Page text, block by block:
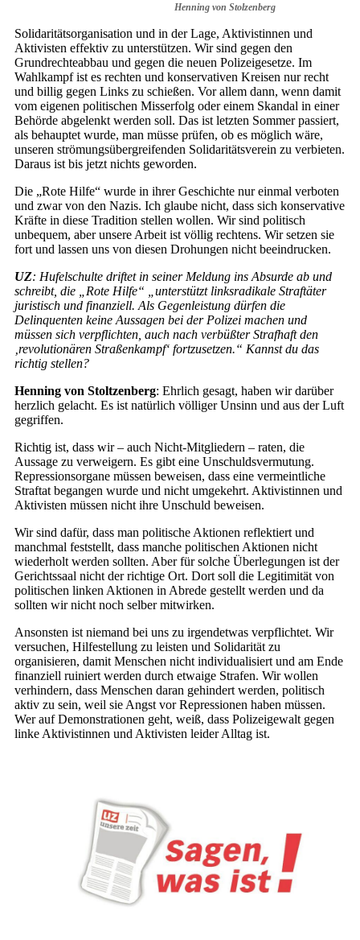
Henning von Stolzenberg
Solidaritätsorganisation und in der Lage, Aktivistinnen und
Aktivisten effektiv zu unterstützen. Wir sind gegen den
Grundrechteabbau und gegen die neuen Polizeigesetze. Im
Wahlkampf ist es rechten und konservativen Kreisen nur recht
und billig gegen Links zu schießen. Vor allem dann, wenn damit
vom eigenen politischen Misserfolg oder einem Skandal in einer
Behörde abgelenkt werden soll. Das ist letzten Sommer passiert,
als behauptet wurde, man müsse prüfen, ob es möglich wäre,
unseren strömungsübergreifenden Solidaritätsverein zu verbieten.
Daraus ist bis jetzt nichts geworden.
Die „Rote Hilfe“ wurde in ihrer Geschichte nur einmal verboten
und zwar von den Nazis. Ich glaube nicht, dass sich konservative
Kräfte in diese Tradition stellen wollen. Wir sind politisch
unbequem, aber unsere Arbeit ist völlig rechtens. Wir setzen sie
fort und lassen uns von diesen Drohungen nicht beeindrucken.
UZ: Hufelschulte driftet in seiner Meldung ins Absurde ab und
schreibt, die „Rote Hilfe“ „unterstützt linksradikale Straftäter
juristisch und finanziell. Als Gegenleistung dürfen die
Delinquenten keine Aussagen bei der Polizei machen und
müssen sich verpflichten, auch nach verbüßter Strafhaft den
‚revolutionären Straßenkampf‘ fortzusetzen.“ Kannst du das
richtig stellen?
Henning von Stoltzenberg: Ehrlich gesagt, haben wir darüber
herzlich gelacht. Es ist natürlich völliger Unsinn und aus der Luft
gegriffen.
Richtig ist, dass wir – auch Nicht-Mitgliedern – raten, die
Aussage zu verweigern. Es gibt eine Unschuldsvermutung.
Repressionsorgane müssen beweisen, dass eine vermeintliche
Straftat begangen wurde und nicht umgekehrt. Aktivistinnen und
Aktivisten müssen nicht ihre Unschuld beweisen.
Wir sind dafür, dass man politische Aktionen reflektiert und
manchmal feststellt, dass manche politischen Aktionen nicht
wiederholt werden sollten. Aber für solche Überlegungen ist der
Gerichtssaal nicht der richtige Ort. Dort soll die Legitimität von
politischen linken Aktionen in Abrede gestellt werden und da
sollten wir nicht noch selber mitwirken.
Ansonsten ist niemand bei uns zu irgendetwas verpflichtet. Wir
versuchen, Hilfestellung zu leisten und Solidarität zu
organisieren, damit Menschen nicht individualisiert und am Ende
finanziell ruiniert werden durch etwaige Strafen. Wir wollen
verhindern, dass Menschen daran gehindert werden, politisch
aktiv zu sein, weil sie Angst vor Repressionen haben müssen.
Wer auf Demonstrationen geht, weiß, dass Polizeigewalt gegen
linke Aktivistinnen und Aktivisten leider Alltag ist.